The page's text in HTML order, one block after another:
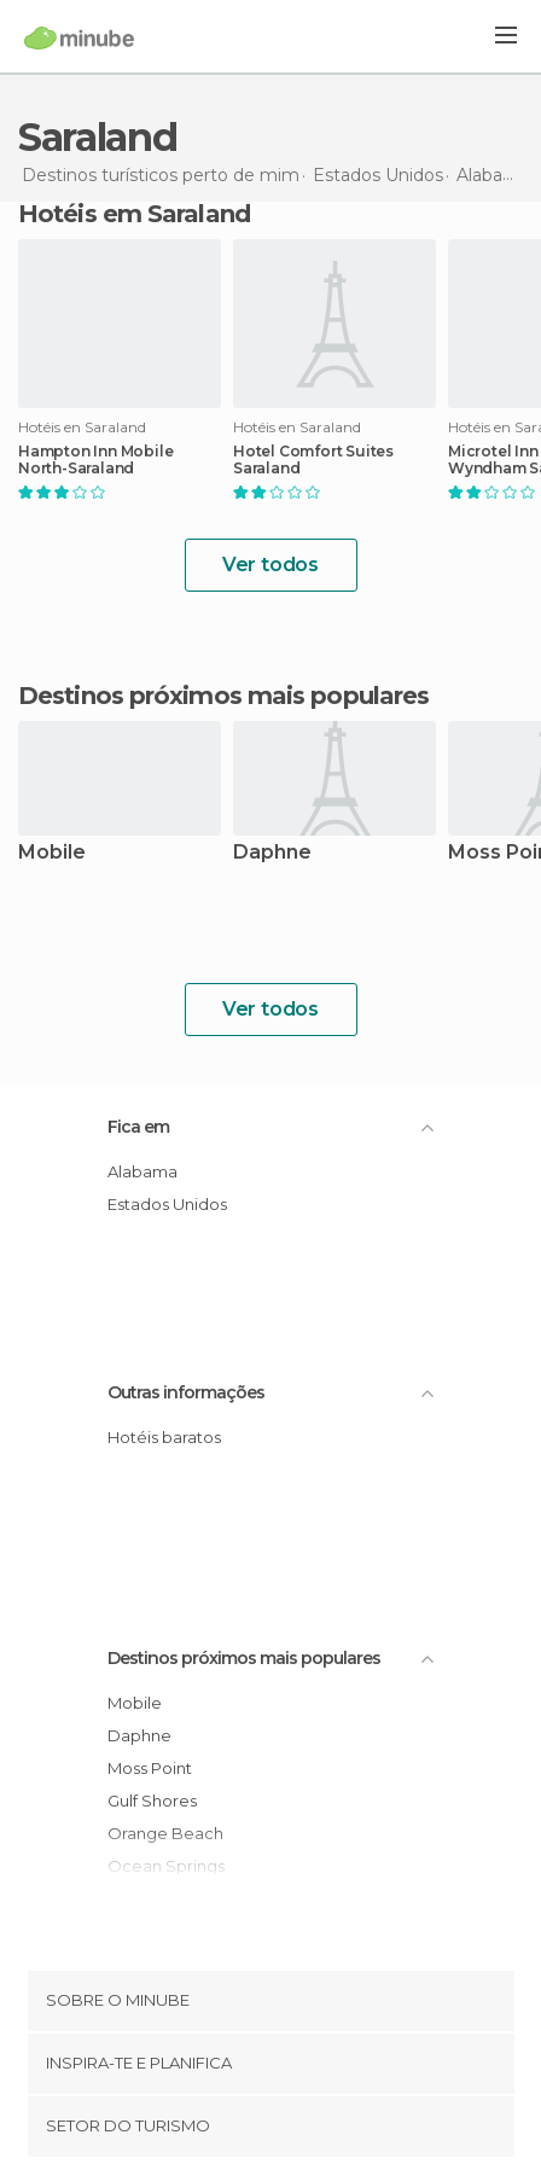
Saraland
Destinos turísticos perto de mim Estados Unidos Alabama
Hotéis em Saraland
Hotéis en Saraland
Hampton Inn Mobile
North-Saraland
Hotéis en Saraland
Hotel Comfort Suites
Saraland
Hotéis en
Microtel Inn
Wyndham
Ver todos
Destinos próximos mais populares
Mobile Daphne Moss
Ver todos
Fica em
Alabama
Estados Unidos
Outras informações
Hotéis baratos
Destinos próximos mais populares
Mobile
Daphne
Moss Point
Gulf Shores
Orange Beach
Ocean Springs
Gulfport
Fort Walton Beach
Destin
SOBRE O MINUBE
Términos e Condições
INSPIRA-TE E PLANIFICA
SETOR DO TURISMO